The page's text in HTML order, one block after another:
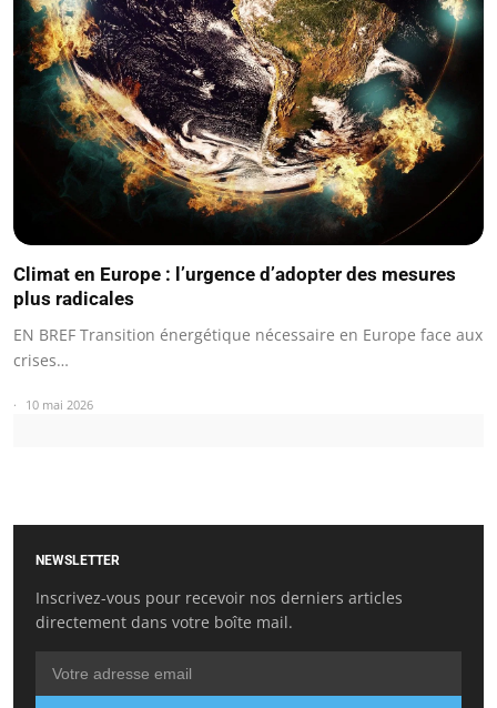
Climat en Europe : l’urgence d’adopter des mesures
plus radicales
EN BREF Transition énergétique nécessaire en Europe face aux
crises…
10 mai 2026
NEWSLETTER
Inscrivez-vous pour recevoir nos derniers articles
directement dans votre boîte mail.